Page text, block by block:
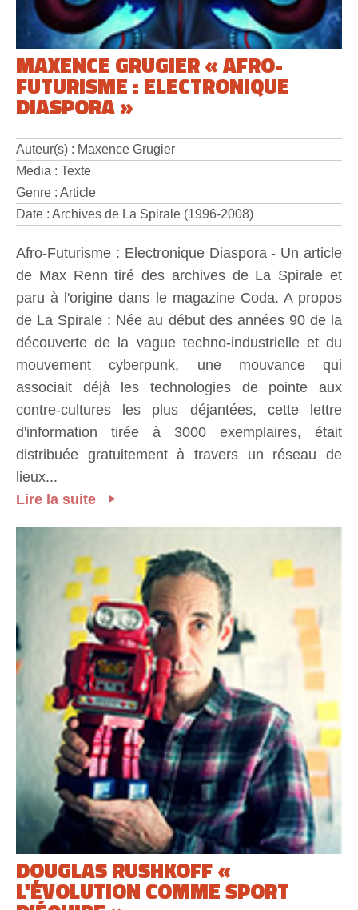
MAXENCE GRUGIER « AFRO-
FUTURISME : ELECTRONIQUE
DIASPORA »
Auteur(s) : Maxence Grugier
Media : Texte
Genre : Article
Date : Archives de La Spirale (1996-2008)
Afro-Futurisme : Electronique Diaspora - Un article
de Max Renn tiré des archives de La Spirale et
paru à l'origine dans le magazine Coda. A propos
de La Spirale : Née au début des années 90 de la
découverte de la vague techno-industrielle et du
mouvement cyberpunk, une mouvance qui
associait déjà les technologies de pointe aux
contre-cultures les plus déjantées, cette lettre
d'information tirée à 3000 exemplaires, était
distribuée gratuitement à travers un réseau de
lieux...
Lire la suite
DOUGLAS RUSHKOFF «
L'ÉVOLUTION COMME SPORT